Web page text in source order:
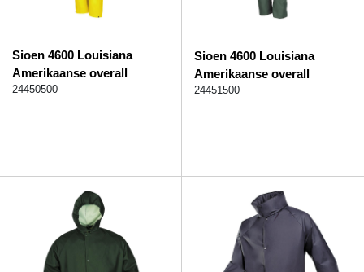
Sioen 4600 Louisiana
Amerikaanse overall
24450500
Sioen 4600 Louisiana
Amerikaanse overall
24451500